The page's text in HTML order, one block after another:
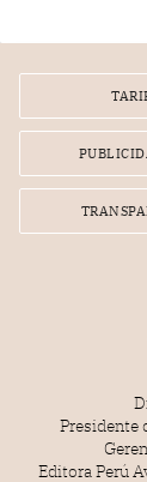
por la
Presidente
Editora Perú